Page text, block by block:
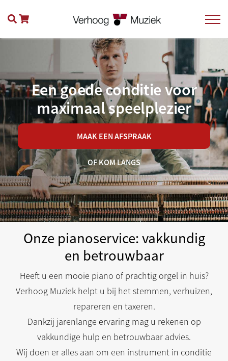
Een goede conditie voor
maximaal speelplezier
MAAK EEN AFSPRAAK
OF KOM LANGS
Onze pianoservice: vakkundig
en betrouwbaar
Heeft u een mooie piano of prachtig orgel in huis?
Verhoog Muziek helpt u bij het stemmen, verhuizen,
repareren en taxeren.
Dankzij jarenlange ervaring mag u rekenen op
vakkundige hulp en betrouwbaar advies.
Wij doen er alles aan om een instrument in conditie